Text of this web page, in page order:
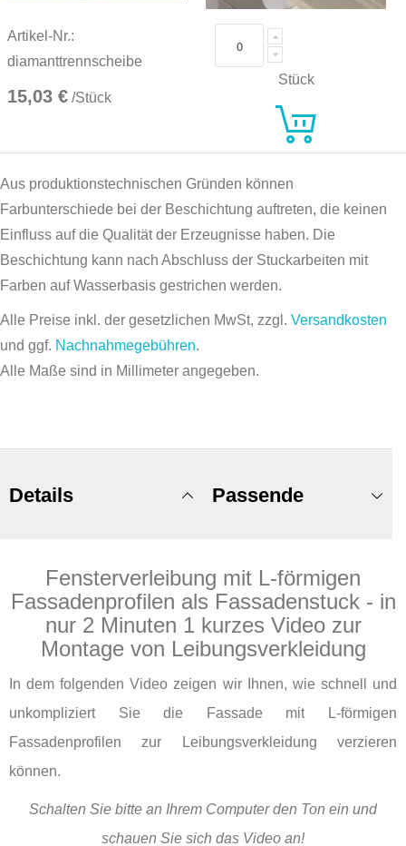
Artikel-Nr.:
diamanttrennscheibe
15,03 € /Stück
Stück
Aus produktionstechnischen Gründen können
Farbunterschiede bei der Beschichtung auftreten, die keinen
Einfluss auf die Qualität der Erzeugnisse haben. Die
Beschichtung kann nach Abschluss der Stuckarbeiten mit
Farben auf Wasserbasis gestrichen werden.
Alle Preise inkl. der gesetzlichen MwSt, zzgl. Versandkosten
und ggf. Nachnahmegebühren.
Alle Maße sind in Millimeter angegeben.
Details
Fensterverleibung mit L-förmigen
Fassadenprofilen als Fassadenstuck - in
nur 2 Minuten 1 kurzes Video zur
Montage von Leibungsverkleidung
In dem folgenden Video zeigen wir Ihnen, wie schnell und
unkompliziert Sie die Fassade mit L-förmigen
Fassadenprofilen zur Leibungsverkleidung verzieren
können.
Schalten Sie bitte an Ihrem Computer den Ton ein und
schauen Sie sich das Video an!
Passende
Produkte